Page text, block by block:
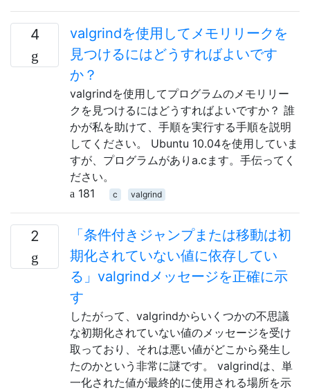
4
valgrindを使用してメモリリークを
見つけるにはどうすればよいです
か？
valgrindを使用してプログラムのメモリリー
クを見つけるにはどうすればよいですか？ 誰
かが私を助けて、手順を実行する手順を説明
してください。 Ubuntu 10.04を使用していま
すが、プログラムがありa.cます。手伝ってく
ださい。
181
c valgrind
2
「条件付きジャンプまたは移動は初
期化されていない値に依存してい
る」valgrindメッセージを正確に示
す
したがって、valgrindからいくつかの不思議
な初期化されていない値のメッセージを受け
取っており、それは悪い値がどこから発生し
たのかという非常に謎です。 valgrindは、単
一化された値が最終的に使用される場所を示